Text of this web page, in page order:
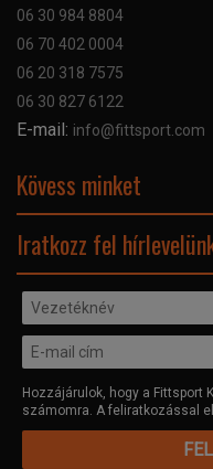
Adatvédelmi nyilatkozat
06 30 984 8804
06 70 402 0004
06 20 318 7575
06 30 827 6122
E-mail: info@fittsport.com
Kövess minket
Iratkozz fel
Hozzájárulok, hogy a Fittsport
számomra. A